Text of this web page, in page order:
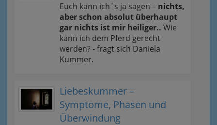
Euch kann ich´s ja sagen – nichts,
aber schon absolut überhaupt
gar nichts ist mir heiliger.. Wie
kann ich dem Pferd gerecht
werden? - fragt sich Daniela
Kummer.
Liebeskummer –
Symptome, Phasen und
Überwindung